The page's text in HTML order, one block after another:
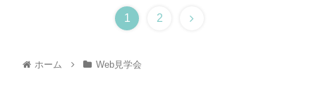
1 2
ホーム Web見学会